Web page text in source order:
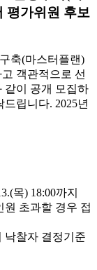
평가위원 후보
축(마스터플랜)
객관적으로 선
같이 공개 모집하
립니다. 2025년
목) 18:00까지
초과할 경우 접
찰자 결정기준